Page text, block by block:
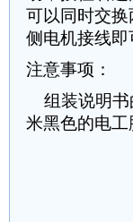
可以同时交
侧电机接线即
注意事项：
组装说明书
米黑色的电